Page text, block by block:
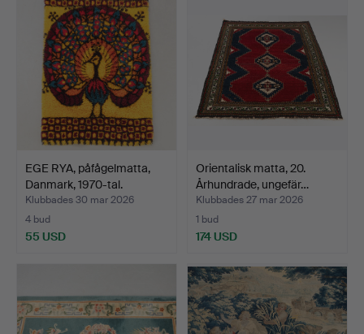
EGE RYA, påfågelmatta,
Danmark, 1970-tal.
Klubbades 30 mar 2026
4 bud
55 USD
Orientalisk matta, 20.
Århundrade, ungefär…
Klubbades 27 mar 2026
1 bud
174 USD